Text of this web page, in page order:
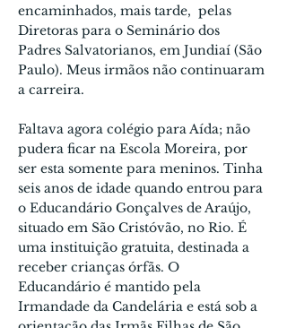
encaminhados, mais tarde, pelas
Diretoras para o Seminário dos
Padres Salvato­rianos, em Jundiaí (São
Paulo). Meus irmãos não continuaram
a carreira.
Faltava agora colégio para Aída; não
pudera ficar na Escola Moreira, por
ser esta somente para meninos. Tinha
seis anos de idade quando entrou para
o Educandário Gonçalves de Araújo,
situado em São Cristóvão, no Rio. É
uma instituição gratuita, destinada a
receber crianças órfãs. O
Educandário é mantido pela
Irmandade da Candelária e está sob a